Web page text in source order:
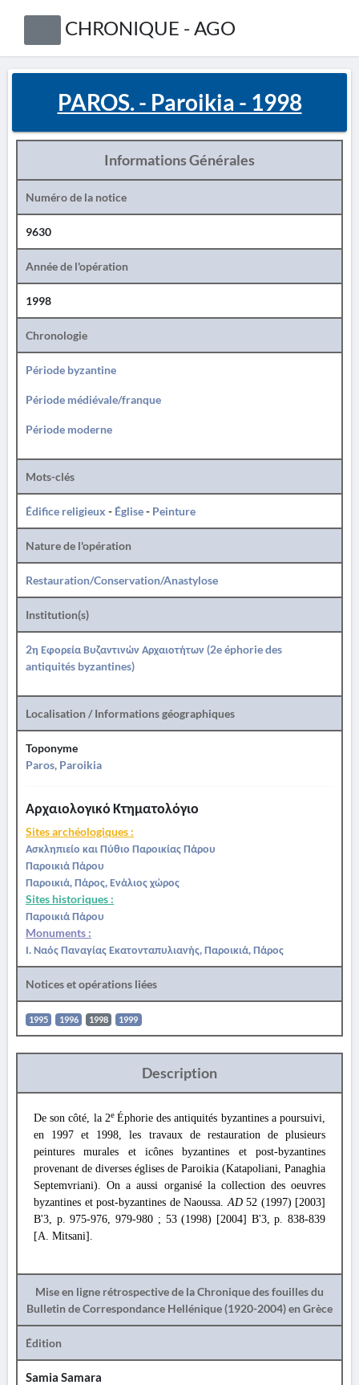
CHRONIQUE - AGO
PAROS. - Paroikia - 1998
Informations Générales
Numéro de la notice
9630
Année de l'opération
1998
Chronologie
Période byzantine
Période médiévale/franque
Période moderne
Mots-clés
Édifice religieux - Église- Peinture
Nature de l'opération
Restauration/Conservation/Anastylose
Institution(s)
2η Εφορεία Βυζαντινών Αρχαιοτήτων (2e éphorie des
antiquités byzantines)
Localisation / Informations géographiques
Toponyme
Paros, Paroikia
Αρχαιολογικό Κτηματολόγιο
Sites archéologiques :
Ασκληπιείο και Πύθιο Παροικίας Πάρου
Παροικιά Πάρου
Παροικιά, Πάρος, Ενάλιος χώρος
Sites historiques :
Παροικιά Πάρου
Monuments :
Ι. Ναός Παναγίας Εκατονταπυλιανής, Παροικιά, Πάρος
Notices et opérations liées
1995 1996 1998 1999
Description
De son côté, la 2eÉphorie des antiquités byzantines a poursuivi,
en 1997 et 1998, les travaux de restauration de plusieurs
peintures murales et icônes byzantines et post-byzantines
provenant de diverses églises de Paroikia (Katapoliani, Panaghia
Septemvriani). On a aussi organisé la collection des oeuvres
byzantines et post-byzantines de Naoussa.AD52 (1997) [2003]
B'3, p. 975-976, 979-980 ; 53 (1998) [2004] B'3, p. 838-839
[A. Mitsani].
Mise en ligne rétrospective de la Chronique des fouilles du
Bulletin de Correspondance Hellénique (1920-2004) en Grèce
Édition
Samia Samara